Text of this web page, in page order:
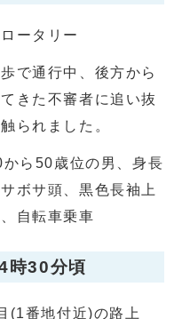
ータリー
で通行中、後方から
きた不審者に追い抜
られました。
ら50歳位の男、身長
ボサ頭、黒色長袖上
自転車乗車
時30分頃
(1番地付近)の路上